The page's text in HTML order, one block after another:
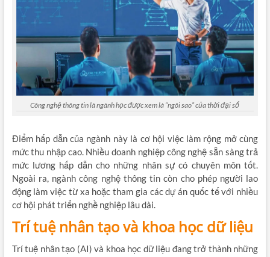
Công nghệ thông tin là ngành học được xem là “ngôi sao” của thời đại số
Điểm hấp dẫn của ngành này là cơ hội việc làm rộng mở cùng
mức thu nhập cao. Nhiều doanh nghiệp công nghệ sẵn sàng trả
mức lương hấp dẫn cho những nhân sự có chuyên môn tốt.
Ngoài ra, ngành công nghệ thông tin còn cho phép người lao
động làm việc từ xa hoặc tham gia các dự án quốc tế với nhiều
cơ hội phát triển nghề nghiệp lâu dài.
Trí tuệ nhân tạo và khoa học dữ liệu
Trí tuệ nhân tạo (AI) và khoa học dữ liệu đang trở thành những